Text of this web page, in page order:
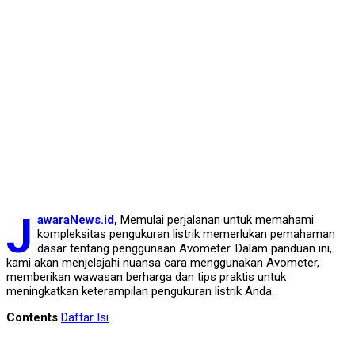
J awaraNews.id, Memulai perjalanan untuk memahami
kompleksitas pengukuran listrik memerlukan pemahaman
dasar tentang penggunaan Avometer. Dalam panduan ini,
kami akan menjelajahi nuansa cara menggunakan Avometer,
memberikan wawasan berharga dan tips praktis untuk
meningkatkan keterampilan pengukuran listrik Anda.
Contents Daftar Isi